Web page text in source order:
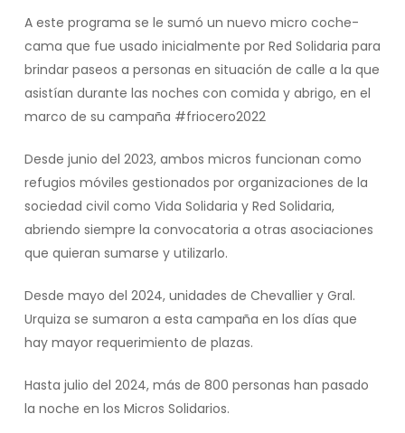
A este programa se le sumó un nuevo micro coche-
cama que fue usado inicialmente por Red Solidaria para
brindar paseos a personas en situación de calle a la que
asistían durante las noches con comida y abrigo, en el
marco de su campaña #friocero2022
Desde junio del 2023, ambos micros funcionan como
refugios móviles gestionados por organizaciones de la
sociedad civil como Vida Solidaria y Red Solidaria,
abriendo siempre la convocatoria a otras asociaciones
que quieran sumarse y utilizarlo.
Desde mayo del 2024, unidades de Chevallier y Gral.
Urquiza se sumaron a esta campaña en los días que
hay mayor requerimiento de plazas.
Hasta julio del 2024, más de 800 personas han pasado
la noche en los Micros Solidarios.